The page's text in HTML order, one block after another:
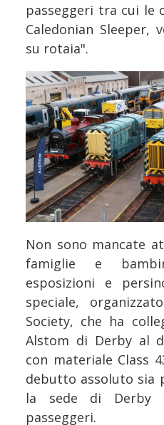
passeggeri tra cui le
Caledonian
su rotaia".
Non sono mancate
famiglie e
esposizioni e
speciale,
Society, che ha
Alstom di Derby al
con materiale Class
debutto assoluto sia
la sede di
passeggeri.